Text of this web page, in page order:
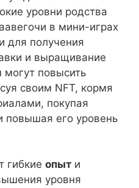
уровни родства
в мини-играх
для получения
и выращивание
повысить
своим NFT, кормя
покупая
его уровень
гибкие опыт и
уровня